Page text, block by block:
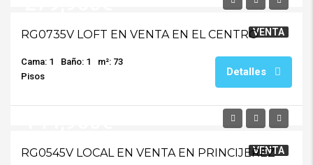
VENTA
RG0735V LOFT EN VENTA EN EL CENTRO
Cama: 1 Baño: 1
m²: 73
Pisos
Detalles
VENTA
RG0545V LOCAL EN VENTA EN PRINCIJEREZ